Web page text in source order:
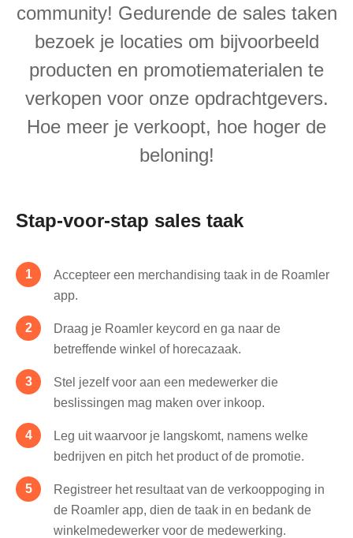
community! Gedurende de sales taken
bezoek je locaties om bijvoorbeeld
producten en promotiematerialen te
verkopen voor onze opdrachtgevers.
Hoe meer je verkoopt, hoe hoger de
beloning!
Stap-voor-stap sales taak
Accepteer een merchandising taak in de Roamler
app.
Draag je Roamler keycord en ga naar de
betreffende winkel of horecazaak.
Stel jezelf voor aan een medewerker die
beslissingen mag maken over inkoop.
Leg uit waarvoor je langskomt, namens welke
bedrijven en pitch het product of de promotie.
Registreer het resultaat van de verkooppoging in
de Roamler app, dien de taak in en bedank de
winkelmedewerker voor de medewerking.